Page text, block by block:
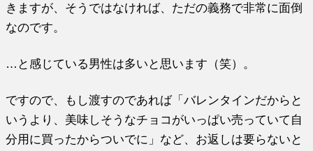
きますが、そうではなければ、ただの義務で非常に面倒
なのです。
…と感じている男性は多いと思います（笑）。
ですので、もし渡すのであれば「バレンタインだからと
いうより、美味しそうなチョコがいっぱい売っていて自
分用に買ったからついでに」など、お返しは要らないと